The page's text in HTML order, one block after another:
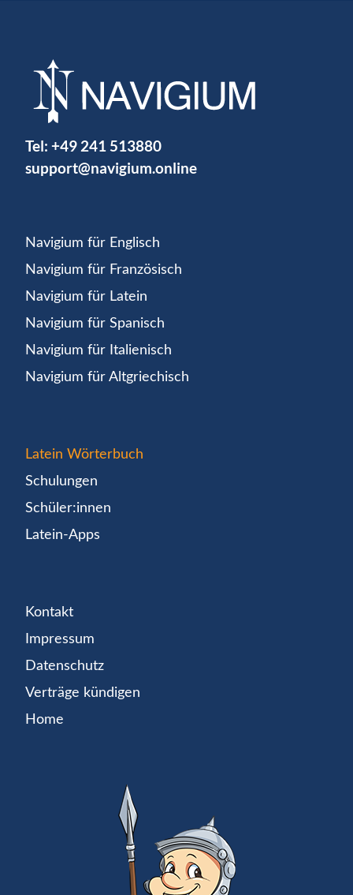
Tel: +49 241 513880
support@navigium.online
Navigium für Englisch
Navigium für Französisch
Navigium für Latein
Navigium für Spanisch
Navigium für Italienisch
Navigium für Altgriechisch
Latein Wörterbuch
Schulungen
Schüler:innen
Latein-Apps
Kontakt
Impressum
Datenschutz
Verträge kündigen
Home